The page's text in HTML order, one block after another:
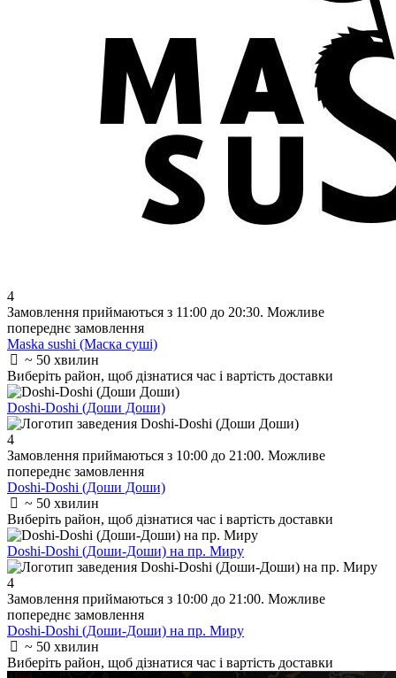
4
Замовлення приймаються з 11:00 до 20:30. Можливе
попереднє замовлення
Maska sushi (Маска суші)
~ 50 хвилин
Виберіть район, щоб дізнатися час і вартість доставки
Doshi-Doshi (Доши Доши)
4
Замовлення приймаються з 10:00 до 21:00. Можливе
попереднє замовлення
Doshi-Doshi (Доши Доши)
~ 50 хвилин
Виберіть район, щоб дізнатися час і вартість доставки
Doshi-Doshi (Доши-Доши) на пр. Миру
4
Замовлення приймаються з 10:00 до 21:00. Можливе
попереднє замовлення
Doshi-Doshi (Доши-Доши) на пр. Миру
~ 50 хвилин
Виберіть район, щоб дізнатися час і вартість доставки